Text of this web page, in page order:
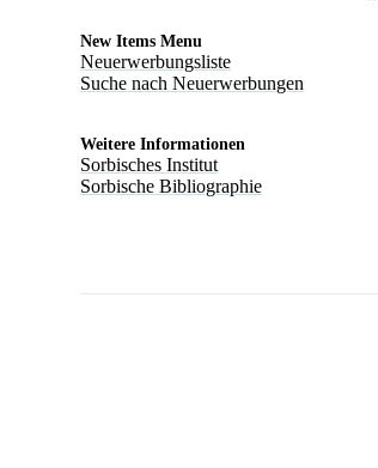
New Items Menu
Neuerwerbungsliste
Suche nach Neuerwerbungen
Weitere Informationen
Sorbisches Institut
Sorbische Bibliographie